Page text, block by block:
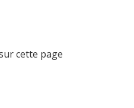
cette page